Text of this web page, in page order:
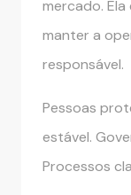
mercado.
manter a
responsável.
Pessoas
estável.
Processos